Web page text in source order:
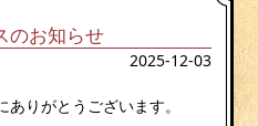
のお知らせ
2025-12-03
りがとうございます。